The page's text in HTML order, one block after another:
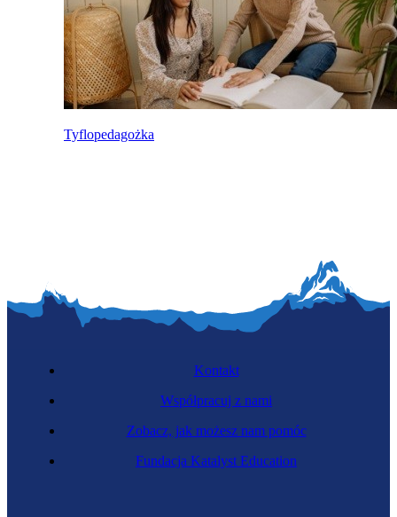
Tyflopedagożka
Kontakt
Współpracuj z nami
Zobacz, jak możesz nam pomóc
Fundacja Katalyst Education